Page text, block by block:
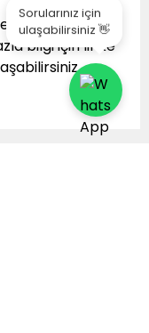
için sitemizde
bilgi içinlinke
Sorularınız için
ulaşabilirsiniz 👋